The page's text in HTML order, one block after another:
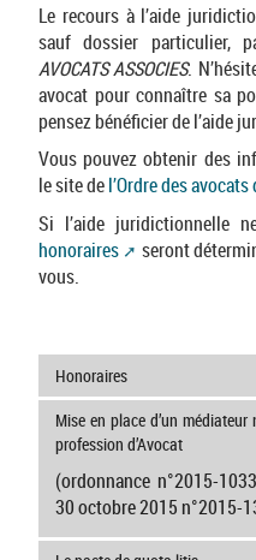
Le recours à l’aide
sauf dossier particulier,
AVOCATS ASSOCIES.
avocat pour connaître sa
pensez bénéficier de l’aide
Vous pouvez obtenir des
le site del’Ordre des
Si l’aide juridictionnelle
honoraires
seront
vous.
Honoraires
Mise en place d’un
profession d’Avocat
(ordonnance n°2015-
30 octobre 2015 n°2015-